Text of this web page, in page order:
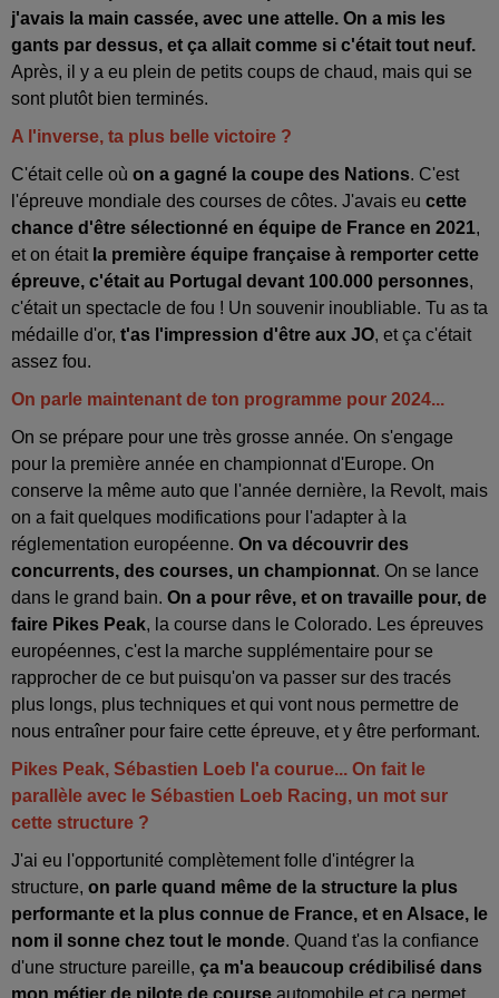
j'avais la main cassée, avec une attelle. On a mis les
gants par dessus, et ça allait comme si c'était tout neuf.
Après, il y a eu plein de petits coups de chaud, mais qui se
sont plutôt bien terminés.
A l'inverse, ta plus belle victoire ?
C'était celle où on a gagné la coupe des Nations. C'est
l'épreuve mondiale des courses de côtes. J'avais eu cette
chance d'être sélectionné en équipe de France en 2021,
et on était la première équipe française à remporter cette
épreuve, c'était au Portugal devant 100.000 personnes,
c'était un spectacle de fou ! Un souvenir inoubliable. Tu as ta
médaille d'or, t'as l'impression d'être aux JO, et ça c'était
assez fou.
On parle maintenant de ton programme pour 2024...
On se prépare pour une très grosse année. On s'engage
pour la première année en championnat d'Europe. On
conserve la même auto que l'année dernière, la Revolt, mais
on a fait quelques modifications pour l'adapter à la
réglementation européenne. On va découvrir des
concurrents, des courses, un championnat. On se lance
dans le grand bain. On a pour rêve, et on travaille pour, de
faire Pikes Peak, la course dans le Colorado. Les épreuves
européennes, c'est la marche supplémentaire pour se
rapprocher de ce but puisqu'on va passer sur des tracés
plus longs, plus techniques et qui vont nous permettre de
nous entraîner pour faire cette épreuve, et y être performant.
Pikes Peak, Sébastien Loeb l'a courue... On fait le
parallèle avec le Sébastien Loeb Racing, un mot sur
cette structure ?
J'ai eu l'opportunité complètement folle d'intégrer la
structure, on parle quand même de la structure la plus
performante et la plus connue de France, et en Alsace, le
nom il sonne chez tout le monde. Quand t'as la confiance
d'une structure pareille, ça m'a beaucoup crédibilisé dans
mon métier de pilote de course automobile et ça permet